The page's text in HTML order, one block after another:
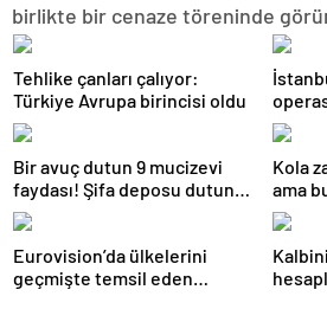
birlikte bir cenaze töreninde
Tehlike çanları çalıyor:
Türkiye Avrupa birincisi oldu
Bir avuç dutun 9 mucizevi
faydası! Şifa deposu dutun
faydaları sizi çok şaşırtacak!
Kola
ama
Eurovision’da ülkelerini
geçmişte temsil eden